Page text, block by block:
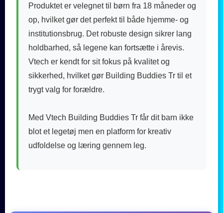
Produktet er velegnet til børn fra 18 måneder og
op, hvilket gør det perfekt til både hjemme- og
institutionsbrug. Det robuste design sikrer lang
holdbarhed, så legene kan fortsætte i årevis.
Vtech er kendt for sit fokus på kvalitet og
sikkerhed, hvilket gør Building Buddies Tr til et
trygt valg for forældre.
Med Vtech Building Buddies Tr får dit barn ikke
blot et legetøj men en platform for kreativ
udfoldelse og læring gennem leg.